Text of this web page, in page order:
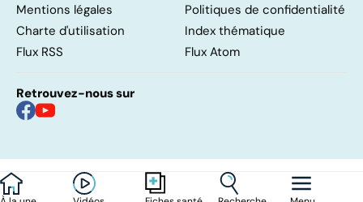
Mentions légales
Politiques de confidentialité
Charte d'utilisation
Index thématique
Flux RSS
Flux Atom
Retrouvez-nous sur